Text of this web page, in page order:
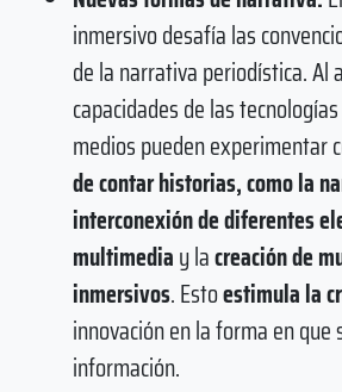
inmersivo desafía las
de la narrativa periodística. Al
capacidades de las
medios pueden experimentar
de contar historias, como la
interconexión de diferentes
multimediay lacreación de
inmersivos. Estoestimula la
innovación en la forma en que
información.